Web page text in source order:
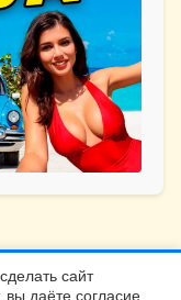
сайт
вы даёте согласие